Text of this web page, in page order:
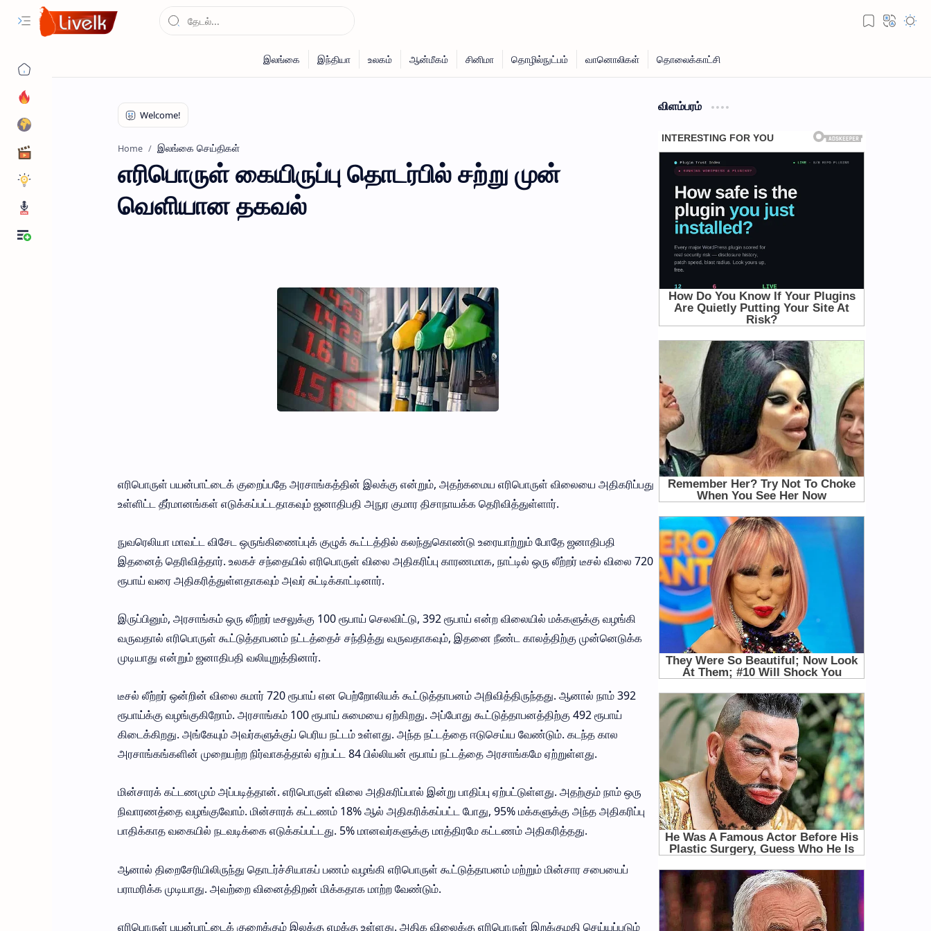
Home இலங்கை செய்திகள்
எரிபொருள் கையிருப்பு தொடர்பில் சற்று முன்
வெளியான தகவல்
எரிபொருள் பயன்பாட்டைக் குறைப்பதே அரசாங்கத்தின் இலக்கு என்றும், அதற்கமைய எரிபொருள் விலையை அதிகரிப்பது
உள்ளிட்ட தீர்மானங்கள் எடுக்கப்பட்டதாகவும் ஜனாதிபதி அநுர குமார திசாநாயக்க தெரிவித்துள்ளார்.
நுவரெலியா மாவட்ட விசேட ஒருங்கிணைப்புக் குழுக் கூட்டத்தில் கலந்துகொண்டு உரையாற்றும் போதே ஜனாதிபதி
இதனைத் தெரிவித்தார். உலகச் சந்தையில் எரிபொருள் விலை அதிகரிப்பு காரணமாக, நாட்டில் ஒரு லீற்றர் டீசல் விலை 720
ரூபாய் வரை அதிகரித்துள்ளதாகவும் அவர் சுட்டிக்காட்டினார்.
இருப்பினும், அரசாங்கம் ஒரு லீற்றர் டீசலுக்கு 100 ரூபாய் செலவிட்டு, 392 ரூபாய் என்ற விலையில் மக்களுக்கு வழங்கி
வருவதால் எரிபொருள் கூட்டுத்தாபனம் நட்டத்தைச் சந்தித்து வருவதாகவும், இதனை நீண்ட காலத்திற்கு முன்னெடுக்க
முடியாது என்றும் ஜனாதிபதி வலியுறுத்தினார்.
டீசல் லீற்றர் ஒன்றின் விலை சுமார் 720 ரூபாய் என பெற்றோலியக் கூட்டுத்தாபனம் அறிவித்திருந்தது. ஆனால் நாம் 392
ரூபாய்க்கு வழங்குகிறோம். அரசாங்கம் 100 ரூபாய் சுமையை ஏற்கிறது. அப்போது கூட்டுத்தாபனத்திற்கு 492 ரூபாய்
கிடைக்கிறது. அங்கேயும் அவர்களுக்குப் பெரிய நட்டம் உள்ளது. அந்த நட்டத்தை ஈடுசெய்ய வேண்டும். கடந்த கால
அரசாங்கங்களின் முறையற்ற நிர்வாகத்தால் ஏற்பட்ட 84 பில்லியன் ரூபாய் நட்டத்தை அரசாங்கமே ஏற்றுள்ளது.
மின்சாரக் கட்டணமும் அப்படித்தான். எரிபொருள் விலை அதிகரிப்பால் இன்று பாதிப்பு ஏற்பட்டுள்ளது. அதற்கும் நாம் ஒரு
நிவாரணத்தை வழங்குவோம். மின்சாரக் கட்டணம் 18% ஆல் அதிகரிக்கப்பட்ட போது, 95% மக்களுக்கு அந்த அதிகரிப்பு
பாதிக்காத வகையில் நடவடிக்கை எடுக்கப்பட்டது. 5% மானவர்களுக்கு மாத்திரமே கட்டணம் அதிகரித்தது.
ஆனால் திறைசேரியிலிருந்து தொடர்ச்சியாகப் பணம் வழங்கி எரிபொருள் கூட்டுத்தாபனம் மற்றும் மின்சார சபையைப்
பராமரிக்க முடியாது. அவற்றை வினைத்திறன் மிக்கதாக மாற்ற வேண்டும்.
எரிபொருள் பயன்பாட்டைக் குறைக்கும் இலக்கு எமக்கு உள்ளது. அதிக விலைக்கு எரிபொருள் இறக்குமதி செய்யப்படும்
விளம்பரம்